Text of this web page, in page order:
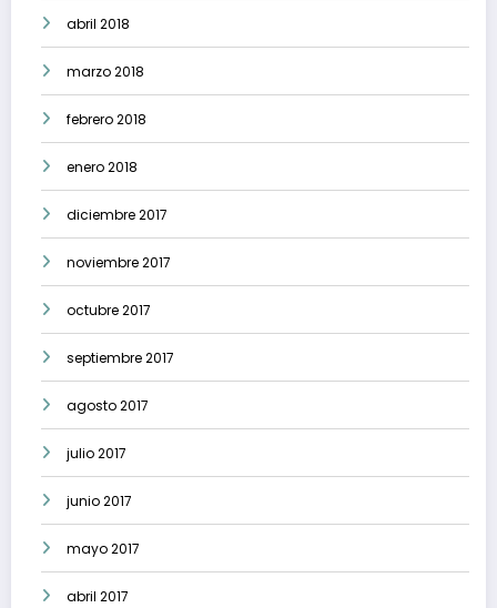
abril 2018
marzo 2018
febrero 2018
enero 2018
diciembre 2017
noviembre 2017
octubre 2017
septiembre 2017
agosto 2017
julio 2017
junio 2017
mayo 2017
abril 2017